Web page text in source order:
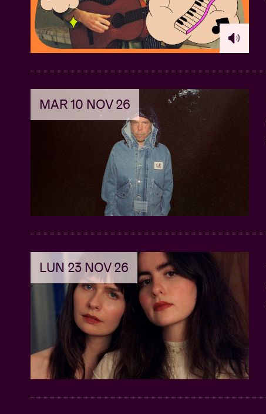
MAR 10 NOV 26
LUN 23 NOV 26